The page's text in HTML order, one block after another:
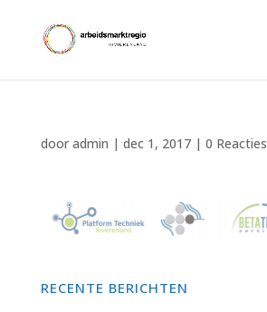
door admin | dec 1, 2017| 0 Reacties
RECENTE BERICHTEN